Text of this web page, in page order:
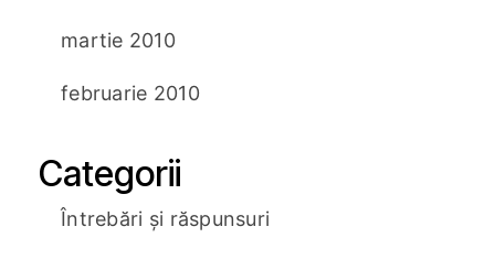
martie 2010
februarie 2010
Categorii
Întrebări și răspunsuri